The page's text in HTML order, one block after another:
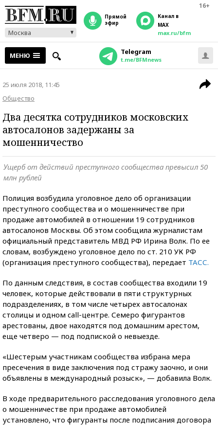
16+
Москва
прямой
эфир
Канал в
MAX
max.ru/bfm
МЕНЮ Telegram
t.me/BFMnews
25 июля 2018, 11:45
Общество
Два десятка сотрудников московских
автосалонов задержаны за
мошенничество
Ущерб от действий преступного сообщества превысил 50
млн рублей
Полиция возбудила уголовное дело об организации
преступного сообщества и о мошенничестве при
продаже автомобилей в отношении 19 сотрудников
автосалонов Москвы. Об этом сообщила журналистам
официальный представитель МВД РФ Ирина Волк. По ее
словам, возбуждено уголовное дело по ст. 210 УК РФ
(организация преступного сообщества), передает ТАСС.
По данным следствия, в состав сообщества входили 19
человек, которые действовали в пяти структурных
подразделениях, в том числе четырех автосалонах
столицы и одном call-центре. Семеро фигурантов
арестованы, двое находятся под домашним арестом,
еще четверо — под подпиской о невыезде.
«Шестерым участникам сообщества избрана мера
пресечения в виде заключения под стражу заочно, и они
объявлены в международный розыск», — добавила Волк.
В ходе предварительного расследования уголовного дела
о мошенничестве при продаже автомобилей
установлено, что фигуранты после подписания договора